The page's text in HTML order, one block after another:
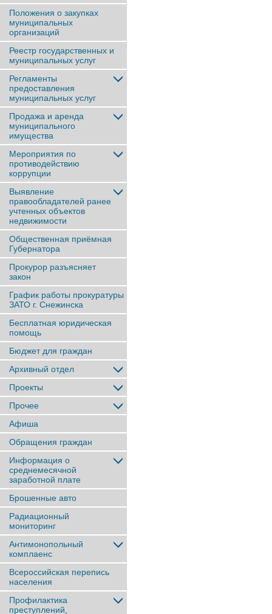
Положения о закупках
муниципальных
организаций
Реестр государственных и
муниципальных услуг
Регламенты
предоставления
муниципальных услуг
Продажа и аренда
муниципального
имущества
Мероприятия по
противодействию
коррупции
Выявление
правообладателей ранее
учтенныx объектов
недвижимости
Общественная приёмная
Губернатора
Прокурор разъясняет
закон
График работы прокуратуры
ЗАТО г. Снежинска
Бесплатная юридическая
помощь
Бюджет для граждан
Архивный отдел
Проекты
Прочее
Афиша
Обращения граждан
Информация о
среднемесячной
заработной плате
Брошенные авто
Радиационный
мониторинг
Антимонопольный
комплаенс
Всероссийская перепись
населения
Профилактика
преступлений,